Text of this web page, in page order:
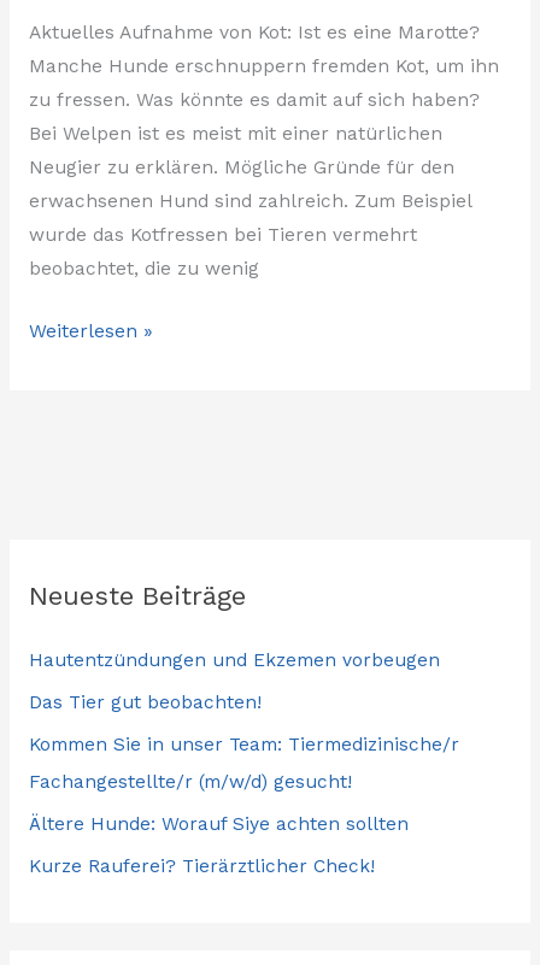
Aktuelles Aufnahme von Kot: Ist es eine Marotte?
Manche Hunde erschnuppern fremden Kot, um ihn
zu fressen. Was könnte es damit auf sich haben?
Bei Welpen ist es meist mit einer natürlichen
Neugier zu erklären. Mögliche Gründe für den
erwachsenen Hund sind zahlreich. Zum Beispiel
wurde das Kotfressen bei Tieren vermehrt
beobachtet, die zu wenig
Weiterlesen »
Neueste Beiträge
Hautentzündungen und Ekzemen vorbeugen
Das Tier gut beobachten!
Kommen Sie in unser Team: Tiermedizinische/r
Fachangestellte/r (m/w/d) gesucht!
Ältere Hunde: Worauf Siye achten sollten
Kurze Rauferei? Tierärztlicher Check!